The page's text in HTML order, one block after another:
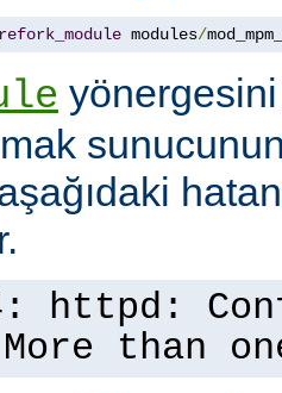
modules/
httpd:
than